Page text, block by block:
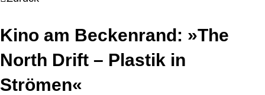
Kino am Beckenrand: »The
North Drift – Plastik in
Strömen«